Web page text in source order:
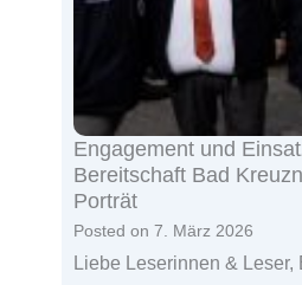
Engagement und
Bereitschaft Bad
Porträt
Posted on 7. März 2026
Liebe Leserinnen & Leser,